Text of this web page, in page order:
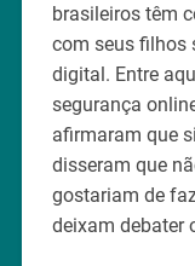
brasileiros têm
com seus filhos
digital. Entre
segurança
afirmaram que
disseram que
gostariam de
deixam debater